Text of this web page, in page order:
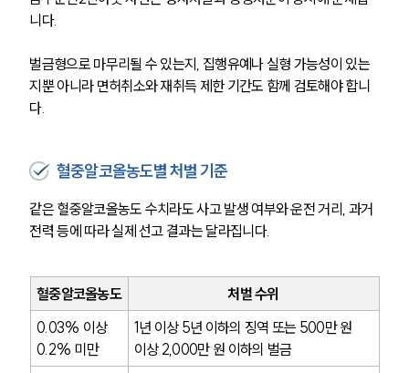
니다.
벌금형으로 마무리될 수 있는지, 집행유예나 실형 가능성이 있는
지뿐 아니라 면허취소와 재취득 제한 기간도 함께 검토해야 합니
다.
혈중알코올농도별 처벌 기준
같은 혈중알코올농도 수치라도 사고 발생 여부와 운전 거리, 과거
전력 등에 따라 실제 선고 결과는 달라집니다.
혈중알코올농도
처벌 수위
0.03% 이상
0.2% 미만
1년 이상 5년 이하의 징역 또는 500만 원
이상 2,000만 원 이하의 벌금